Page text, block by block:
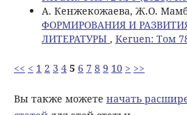
А. Кенжекожаева, Ж.О.
ФОРМИРОВАНИЯ И
ЛИТЕРАТУРЫ , Keruen: Том
<< < 1 2 3 4 5 6 7 8 9 10 > >>
Вы также можете начать